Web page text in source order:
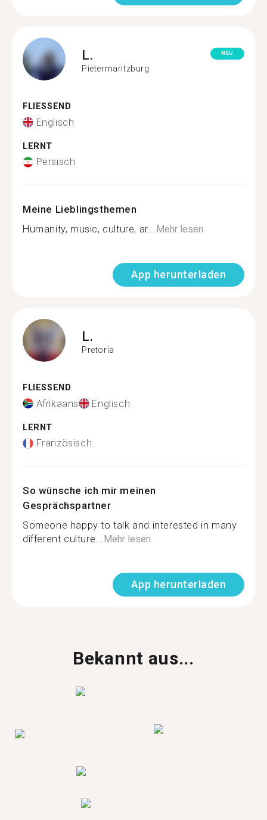
L.
Pietermaritzburg
NEU
FLIESSEND
Englisch
LERNT
Persisch
Meine Lieblingsthemen
Humanity, music, culture, ar...Mehr lesen
App herunterladen
L.
Pretoria
FLIESSEND
Afrikaans Englisch
LERNT
Französisch
So wünsche ich mir meinen
Gesprächspartner
Someone happy to talk and interested in many
different culture...Mehr lesen
App herunterladen
Bekannt aus...